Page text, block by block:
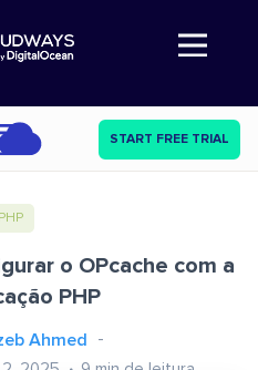
Abre a navegação
START FREE TRIAL
PHP
o OPcache com a
PHP
Ahmed